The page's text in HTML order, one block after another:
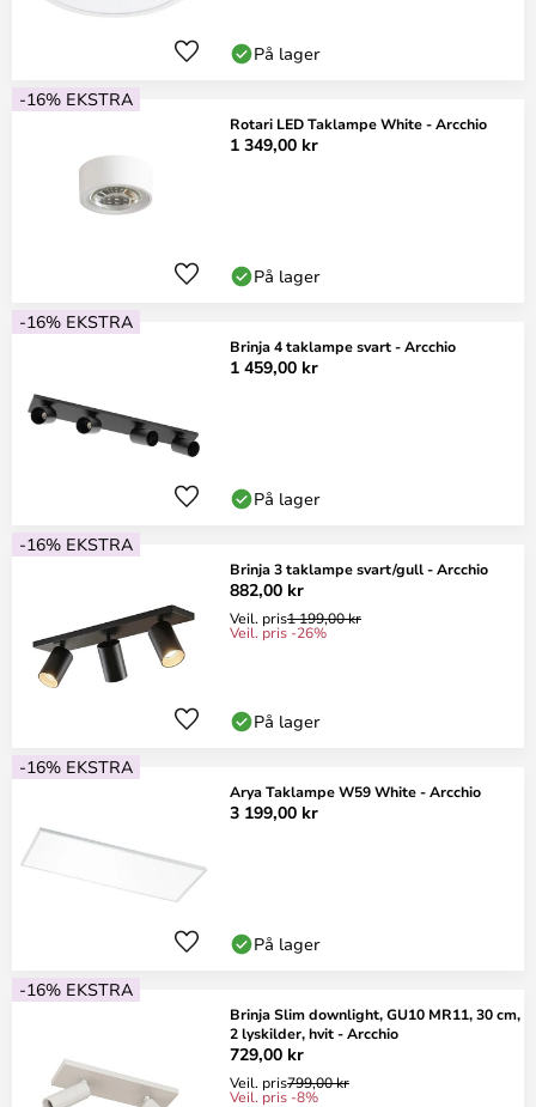
På lager
-16% EKSTRA
Rotari LED Taklampe White - Arcchio
1 349,00 kr
På lager
-16% EKSTRA
Brinja 4 taklampe svart - Arcchio
1 459,00 kr
På lager
-16% EKSTRA
Brinja 3 taklampe svart/gull - Arcchio
882,00 kr
Veil. pris1 199,00 kr
Veil. pris -26%
På lager
-16% EKSTRA
Arya Taklampe W59 White - Arcchio
3 199,00 kr
På lager
-16% EKSTRA
Brinja Slim downlight, GU10 MR11, 30 cm,
2 lyskilder, hvit - Arcchio
729,00 kr
Veil. pris799,00 kr
Veil. pris -8%